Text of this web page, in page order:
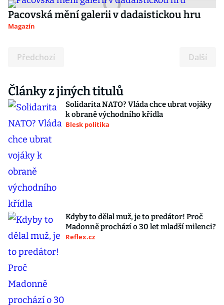
Pacovská mění galerii v dadaistickou hru
Magazín
Předchozí Další
Články z jiných titulů
Solidarita NATO? Vláda chce ubrat vojáky
k obraně východního křídla
Blesk politika
Kdyby to dělal muž, je to predátor! Proč
Madonně prochází o 30 let mladší milenci?
Reflex.cz